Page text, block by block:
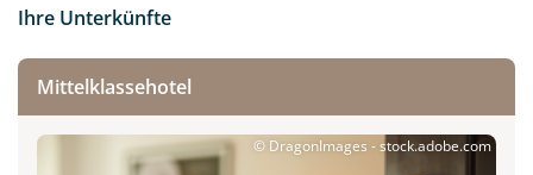
Ihre Unterkünfte
Mittelklassehotel
© DragonImages - stock.adobe.com